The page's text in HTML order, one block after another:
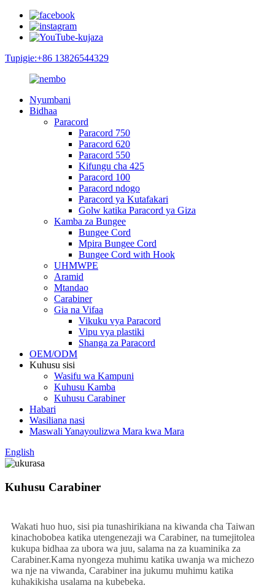
Tupigie:+86 13826544329
Nyumbani
Bidhaa
Paracord
Paracord 750
Paracord 620
Paracord 550
Kifungu cha 425
Paracord 100
Paracord ndogo
Paracord ya Kutafakari
Golw katika Paracord ya Giza
Kamba za Bungee
Bungee Cord
Mpira Bungee Cord
Bungee Cord with Hook
UHMWPE
Aramid
Mtandao
Carabiner
Gia na Vifaa
Vikuku vya Paracord
Vipu vya plastiki
Shanga za Paracord
OEM/ODM
Kuhusu sisi
Wasifu wa Kampuni
Kuhusu Kamba
Kuhusu Carabiner
Habari
Wasiliana nasi
Maswali Yanayoulizwa Mara kwa Mara
English
Kuhusu Carabiner
Wakati huo huo, sisi pia tunashirikiana na kiwanda cha Taiwan
kinachobobea katika utengenezaji wa Carabiner, na tumejitolea
kukupa bidhaa za ubora wa juu, salama na za kuaminika za
Carabiner.Kama nyongeza muhimu katika uwanja wa michezo
wa nje na viwanda, Carabiner ina jukumu muhimu katika
kuhakikisha usalama na kubebeka.